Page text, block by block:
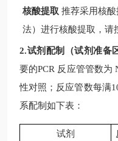
核酸提取 推荐采用核
法）进行核酸提取，请
2.试剂配制（试剂准备
要的PCR 反应管管数为
性对照；反应管数每满
系配制如下表：
试剂